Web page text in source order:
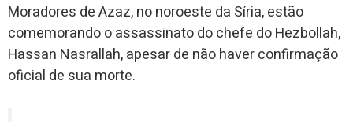
Moradores de Azaz, no noroeste da Síria, estão
comemorando o assassinato do chefe do Hezbollah,
Hassan Nasrallah, apesar de não haver confirmação
oficial de sua morte.